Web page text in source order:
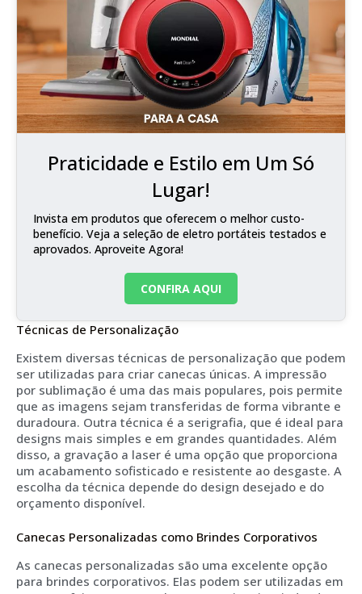
Praticidade e Estilo em Um Só
Lugar!
Invista em produtos que oferecem o melhor custo-
benefício. Veja a seleção de eletro portáteis testados e
aprovados. Aproveite Agora!
CONFIRA AQUI
Técnicas de Personalização
Existem diversas técnicas de personalização que podem
ser utilizadas para criar canecas únicas. A impressão
por sublimação é uma das mais populares, pois permite
que as imagens sejam transferidas de forma vibrante e
duradoura. Outra técnica é a serigrafia, que é ideal para
designs mais simples e em grandes quantidades. Além
disso, a gravação a laser é uma opção que proporciona
um acabamento sofisticado e resistente ao desgaste. A
escolha da técnica depende do design desejado e do
orçamento disponível.
Canecas Personalizadas como Brindes Corporativos
As canecas personalizadas são uma excelente opção
para brindes corporativos. Elas podem ser utilizadas em